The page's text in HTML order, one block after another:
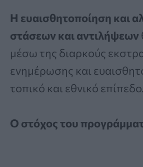
Η ευαισθητοποίηση και
στάσεων και αντιλήψεων
μέσω της διαρκούς
ενημέρωσης και
τοπικό και εθνικό επίπεδο.
Ο στόχος του